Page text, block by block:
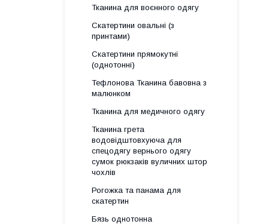
Тканина для воєнного одягу
Скатертини овальні (з
принтами)
Скатертини прямокутні
(однотонні)
Тефлонова Тканина бавовна з
малюнком
Тканина для медичного одягу
Тканина грета
водовідштовхуюча для
спецодягу вернього одягу
сумок рюкзаків вуличних штор
чохлів
Рогожка та панама для
скатертин
Бязь однотонна